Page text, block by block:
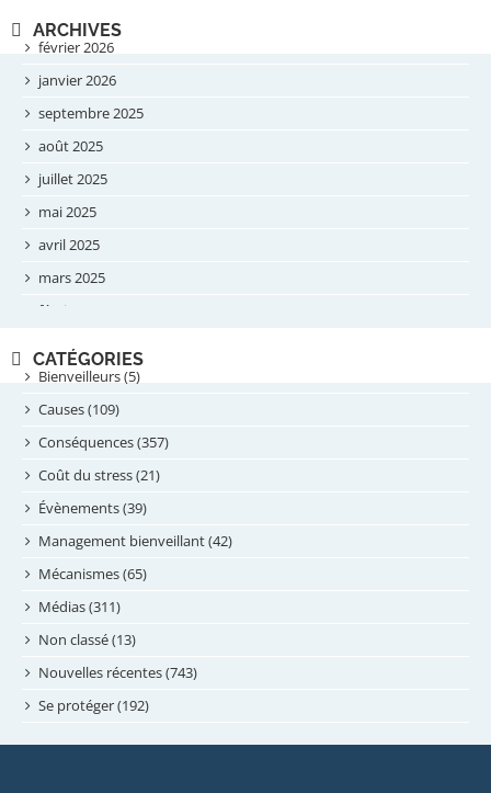
ARCHIVES
février 2026
janvier 2026
septembre 2025
août 2025
juillet 2025
mai 2025
avril 2025
mars 2025
février 2025
septembre 2024
août 2024
juillet 2024
juin 2024
mai 2024
avril 2024
février 2024
janvier 2024
novembre 2023
octobre 2023
septembre 2023
CATÉGORIES
Bienveilleurs (5)
Causes (109)
Conséquences (357)
Coût du stress (21)
Évènements (39)
Management bienveillant (42)
Mécanismes (65)
Médias (311)
Non classé (13)
Nouvelles récentes (743)
Se protéger (192)